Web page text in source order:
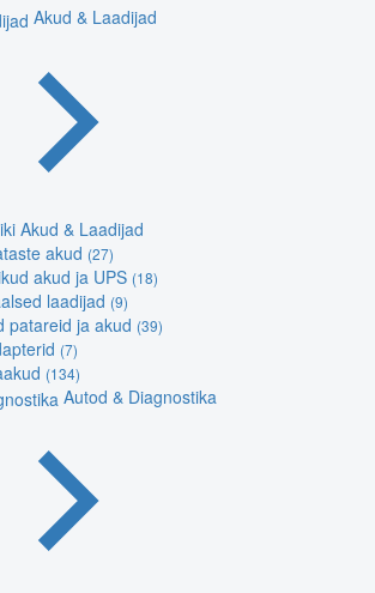
Akud & Laadijad
Akud & Laadijad
akud (27)
akud ja UPS (18)
laadijad (9)
patareid ja akud (39)
(7)
(134)
Autod & Diagnostika